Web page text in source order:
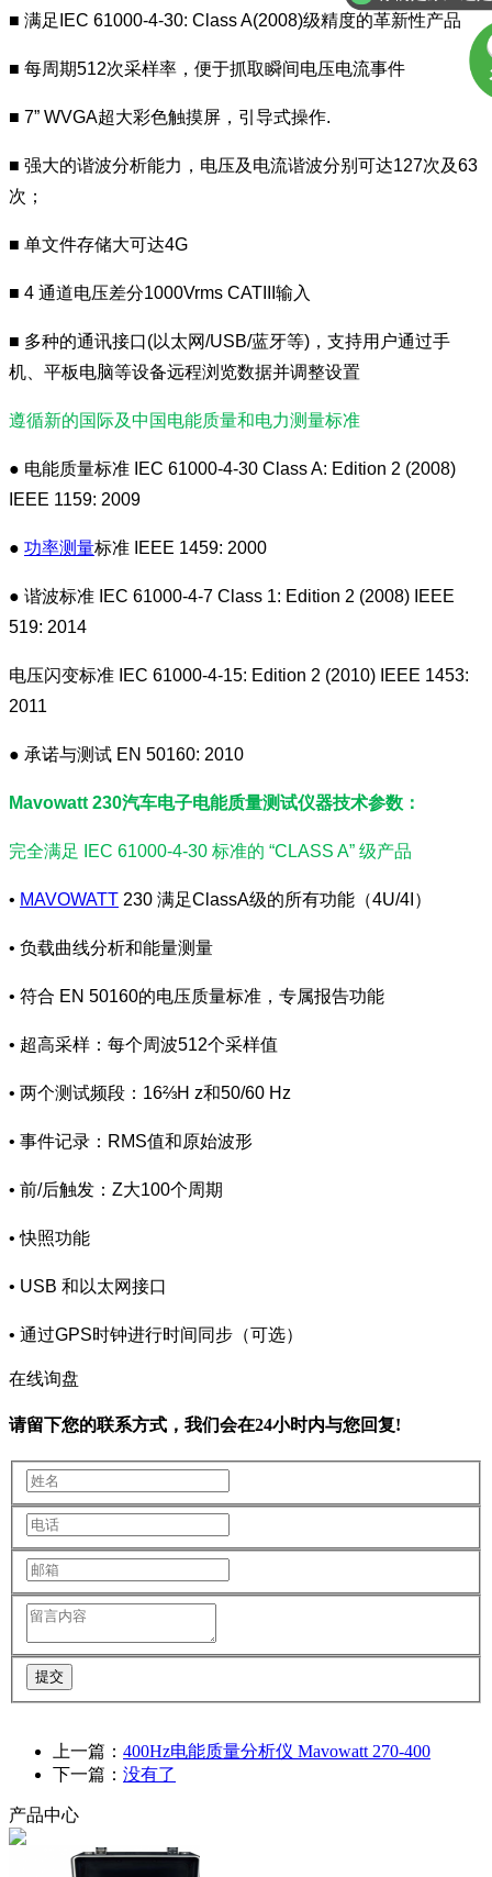
■ 满足IEC 61000-4-30: Class A(2008)级精度的革新性产品
■ 每周期512次采样率，便于抓取瞬间电压电流事件
■ 7” WVGA超大彩色触摸屏，引导式操作.
■ 强大的谐波分析能力，电压及电流谐波分别可达127次及63
次；
■ 单文件存储大可达4G
■ 4 通道电压差分1000Vrms CATIII输入
■ 多种的通讯接口(以太网/USB/蓝牙等)，支持用户通过手
机、平板电脑等设备远程浏览数据并调整设置
遵循新的国际及中国电能质量和电力测量标准
● 电能质量标准 IEC 61000-4-30 Class A: Edition 2 (2008)
IEEE 1159: 2009
● 功率测量标准 IEEE 1459: 2000
● 谐波标准 IEC 61000-4-7 Class 1: Edition 2 (2008) IEEE
519: 2014
电压闪变标准 IEC 61000-4-15: Edition 2 (2010) IEEE 1453:
2011
● 承诺与测试 EN 50160: 2010
Mavowatt 230汽车电子电能质量测试仪器技术参数：
完全满足 IEC 61000-4-30 标准的 “CLASS A” 级产品
• MAVOWATT 230 满足ClassA级的所有功能（4U/4I）
• 负载曲线分析和能量测量
• 符合 EN 50160的电压质量标准，专属报告功能
• 超高采样：每个周波512个采样值
• 两个测试频段：16⅔H z和50/60 Hz
• 事件记录：RMS值和原始波形
• 前/后触发：Z大100个周期
• 快照功能
• USB 和以太网接口
• 通过GPS时钟进行时间同步（可选）
在线询盘
请留下您的联系方式，我们会在24小时内与您回复!
提交
上一篇： 400Hz电能质量分析仪 Mavowatt 270-400
下一篇： 没有了
产品中心